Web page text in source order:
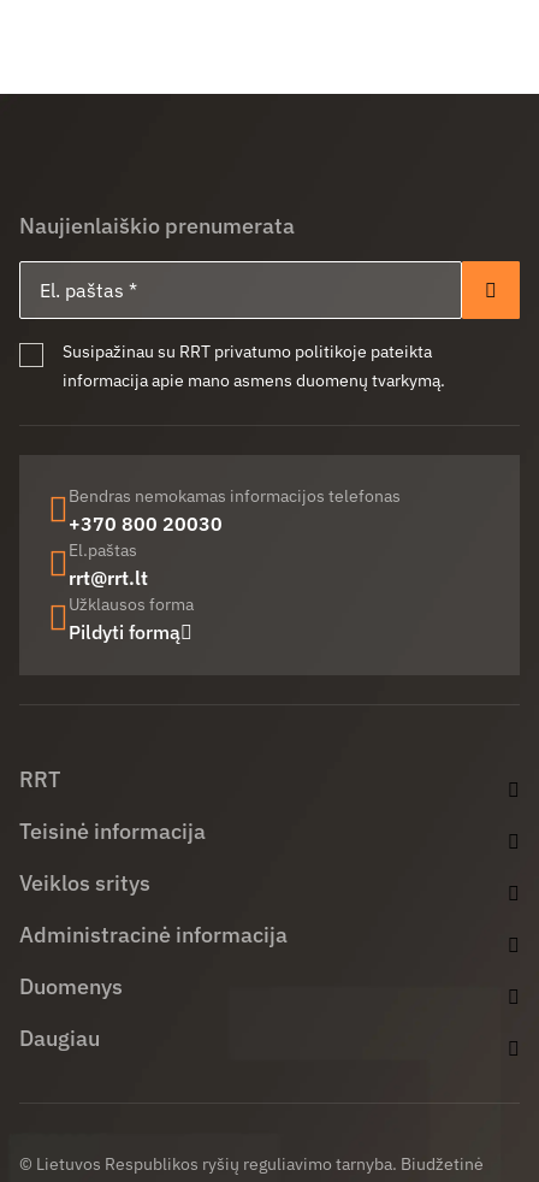
Naujienlaiškio prenumerata
Susipažinau su RRT privatumo politikoje pateikta
informacija apie mano asmens duomenų tvarkymą.
Bendras nemokamas informacijos telefonas
+370 800 20030
El.paštas
rrt@rrt.lt
Užklausos forma
Pildyti formą
RRT
Teisinė informacija
Veiklos sritys
Administracinė informacija
Duomenys
Daugiau
© Lietuvos Respublikos ryšių reguliavimo tarnyba. Biudžetinė